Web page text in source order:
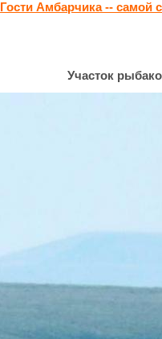
Гости Амбарчика -- самой
Участок